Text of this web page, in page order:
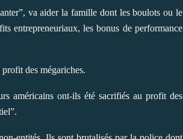
va aider la famille dont les boulots ou le
entrepreneuriaux, les bonus de performance
des mégariches.
américains ont-ils été sacrifiés au profit des